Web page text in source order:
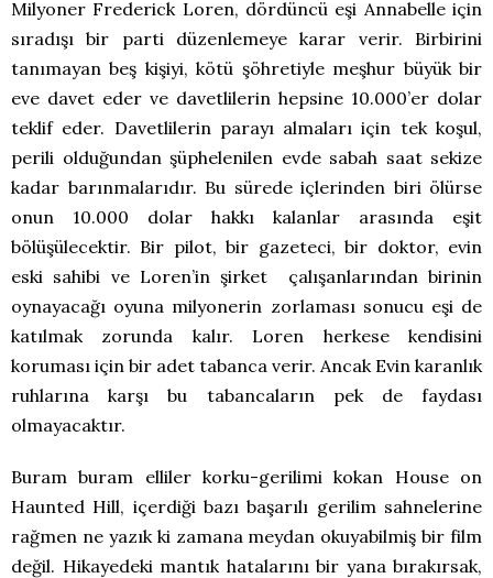
Milyoner Frederick Loren, dördüncü eşi Annabelle için
sıradışı bir parti düzenlemeye karar verir. Birbirini
tanımayan beş kişiyi, kötü şöhretiyle meşhur büyük bir
eve davet eder ve davetlilerin hepsine 10.000’er dolar
teklif eder. Davetlilerin parayı almaları için tek koşul,
perili olduğundan şüphelenilen evde sabah saat sekize
kadar barınmalarıdır. Bu sürede içlerinden biri ölürse
onun 10.000 dolar hakkı kalanlar arasında eşit
bölüşülecektir. Bir pilot, bir gazeteci, bir doktor, evin
eski sahibi ve Loren’in şirket çalışanlarından birinin
oynayacağı oyuna milyonerin zorlaması sonucu eşi de
katılmak zorunda kalır. Loren herkese kendisini
koruması için bir adet tabanca verir. Ancak Evin karanlık
ruhlarına karşı bu tabancaların pek de faydası
olmayacaktır.
Buram buram elliler korku-gerilimi kokan House on
Haunted Hill, içerdiği bazı başarılı gerilim sahnelerine
rağmen ne yazık ki zamana meydan okuyabilmiş bir film
değil. Hikayedeki mantık hatalarını bir yana bırakırsak,